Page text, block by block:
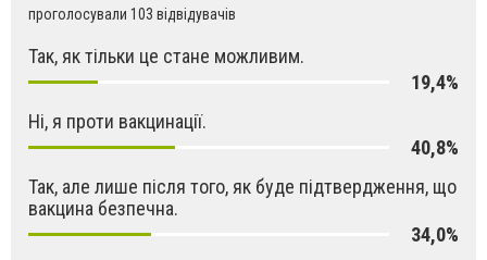
проголосували 103 відвідувачів
Так, як тільки це стане можливим.
19,4%
Ні, я проти вакцинації.
40,8%
Так, але лише після того, як буде підтвердження, що
вакцина безпечна.
34,0%